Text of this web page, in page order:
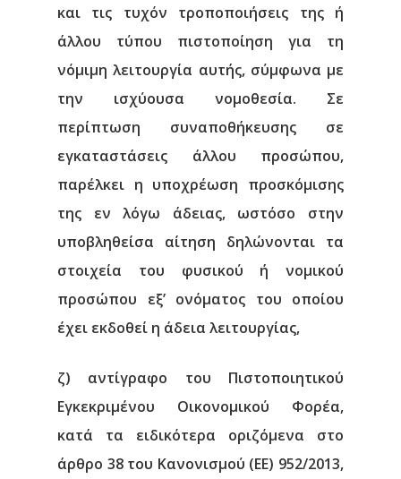
και τις τυχόν τροποποιήσεις της ή
άλλου τύπου πιστοποίηση για τη
νόμιμη λειτουργία αυτής, σύμφωνα με
την ισχύουσα νομοθεσία. Σε
περίπτωση συναποθήκευσης σε
εγκαταστάσεις άλλου προσώπου,
παρέλκει η υποχρέωση προσκόμισης
της εν λόγω άδειας, ωστόσο στην
υποβληθείσα αίτηση δηλώνονται τα
στοιχεία του φυσικού ή νομικού
προσώπου εξ’ ονόματος του οποίου
έχει εκδοθεί η άδεια λειτουργίας,
ζ) αντίγραφο του Πιστοποιητικού
Εγκεκριμένου Οικονομικού Φορέα,
κατά τα ειδικότερα οριζόμενα στο
άρθρο 38 του Κανονισμού (ΕΕ) 952/2013,
Αρχική
Υπηρεσίες
Νέα